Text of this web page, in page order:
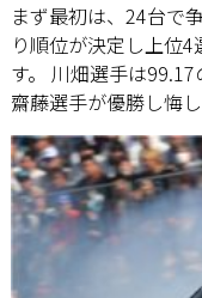
まず最初は、24台で
り順位が決定し上位
す。 川畑選手は
齋藤選手が優勝し悔